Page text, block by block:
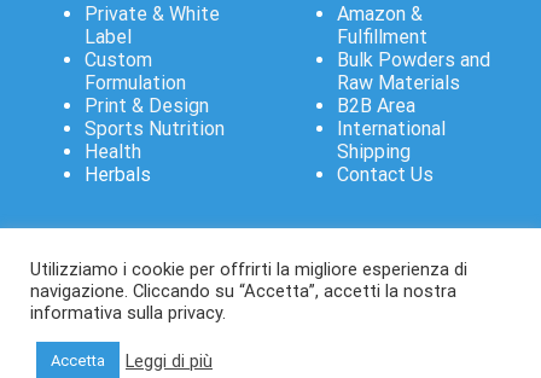
Private & White
Label
Custom
Formulation
Print & Design
Sports Nutrition
Health
Herbals
Amazon &
Fulfillment
Bulk Powders and
Raw Materials
B2B Area
International
Shipping
Contact Us
© Copyright 2026 | UDEM Pharma | All Rights
Reserved | Powered by
Utilizziamo i cookie per offrirti la migliore esperienza di
navigazione. Cliccando su “Accetta”, accetti la nostra
informativa sulla privacy.
Accetta Leggi di più